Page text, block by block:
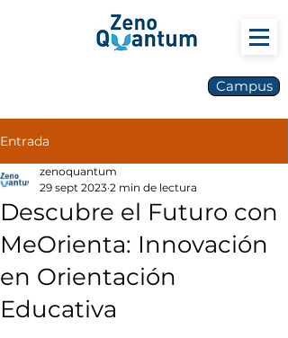
Campus
Entrada
Descubre el Futuro con
MeOrienta: Innovación
en Orientación
Educativa
zenoquantum
29 sept 2023 2 min de lectura